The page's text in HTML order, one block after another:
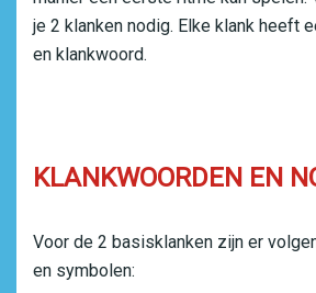
je 2 klanken nodig. Elke klank heeft
en klankwoord.
KLANKWOORDEN EN
Voor de 2 basisklanken zijn er
en symbolen: